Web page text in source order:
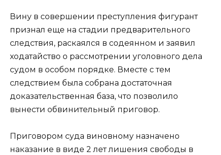
Вину в совершении преступления фигурант
признал еще на стадии предварительного
следствия, раскаялся в содеянном и заявил
ходатайство о рассмотрении уголовного дела
судом в особом порядке. Вместе с тем
следствием была собрана достаточная
доказательственная база, что позволило
вынести обвинительный приговор.
Приговором суда виновному назначено
наказание в виде 2 лет лишения свободы в